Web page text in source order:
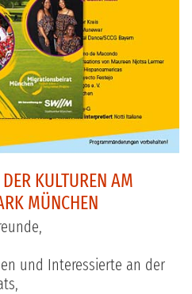
KULTUREN AM
MÜNCHEN
und Interessierte an der